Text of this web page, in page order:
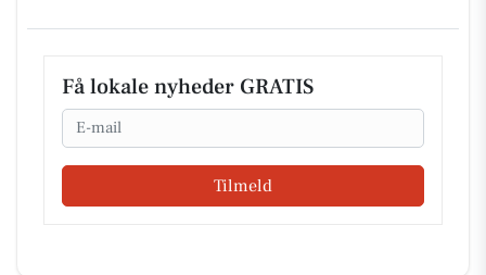
Få lokale nyheder GRATIS
Email
Tilmeld